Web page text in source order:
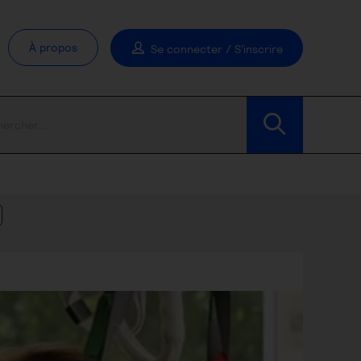
À propos Se connecter / S'inscrire